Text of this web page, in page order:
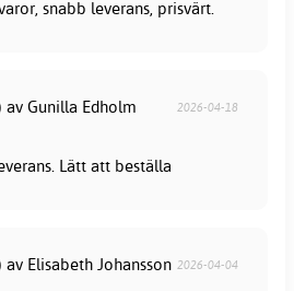
snabb leverans, prisvärt.
av Gunilla Edholm 2026-04-18
Lätt att beställa
av Elisabeth Johansson 2026-04-04